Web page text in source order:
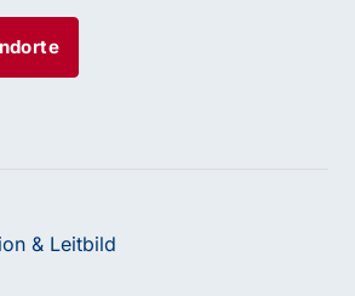
& Leitbild